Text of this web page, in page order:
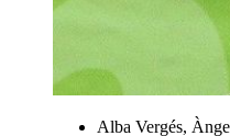
Alba Vergés,